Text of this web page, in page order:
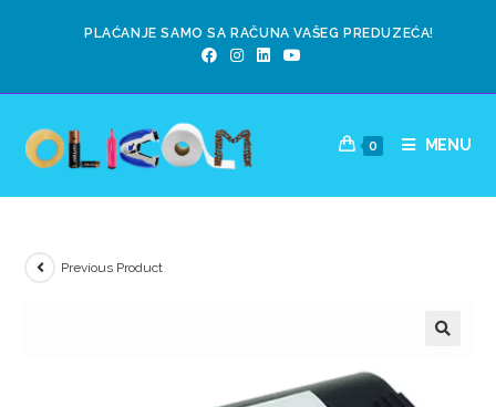
PLAĆANJE SAMO SA RAČUNA VAŠEG PREDUZEĆA!
0 MENU
Previous Product